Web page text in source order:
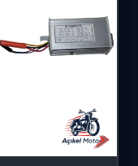
Favori